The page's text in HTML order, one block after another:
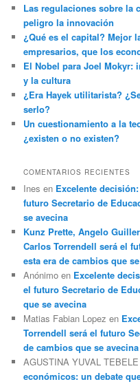
Las regulaciones sobre la
peligro la innovación
¿Qué es el capital? Mejor
empresarios, que los
El Nobel para Joel Mokyr:
y la cultura
¿Era Hayek utilitarista?
serlo?
Un cuestionamiento a la
¿existen o no existen?
COMENTARIOS RECIENTES
Ines en Excelente
futuro Secretario de
se avecina
Kunz Prette, Angelo
Carlos Torrendell será el
esta era de cambios que
Anónimo en Excelente
el futuro Secretario de
que se avecina
Matias Fabian Lopez en
Torrendell será el futuro
de cambios que se avecina
AGUSTINA YUVAL TEBELE
económicos: un debate